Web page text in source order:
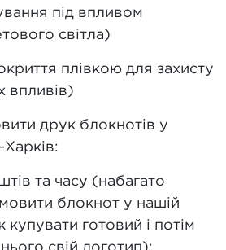
під впливом
світла)
плівкою для захисту
впливів)
друк блокнотів у
та часу (набагато
блокнот у нашій
купувати готовий і потім